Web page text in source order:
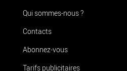
Qui sommes-nous ?
Contacts
Abonnez-vous
Tarifs publicitaires